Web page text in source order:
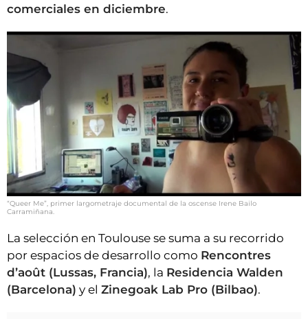
comerciales en diciembre.
“Queer Me”, primer largometraje documental de la oscense Irene Bailo
Carramiñana.
La selección en Toulouse se suma a su recorrido
por espacios de desarrollo como Rencontres
d’août (Lussas, Francia), la Residencia Walden
(Barcelona) y el Zinegoak Lab Pro (Bilbao).